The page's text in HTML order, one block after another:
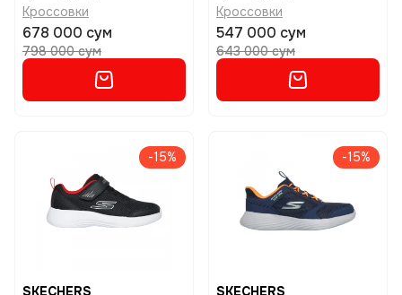
Кроссовки
678 000 сум
798 000 сум
Кроссовки
547 000 сум
643 000 сум
-15%
SKECHERS
-15%
SKECHERS